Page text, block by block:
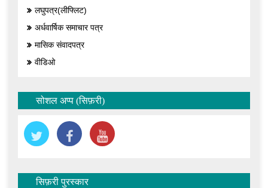
लघुपत्र(लीफ्लिट)
अर्धवार्षिक समाचार पत्र
मासिक संवादपत्र
वीडिओ
सोशल अप्प (सिफ़री)
सिफ़री पुरस्कार